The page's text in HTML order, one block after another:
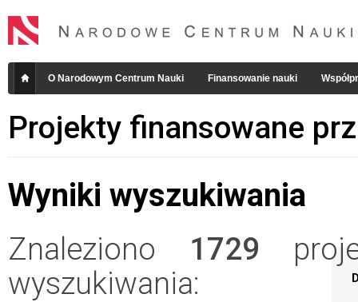
O Narodowym Centrum Nauki Finansowanie nauki
Projekty finansowane
Wyniki wyszukiwania
Znaleziono 1729
wyszukiwania: